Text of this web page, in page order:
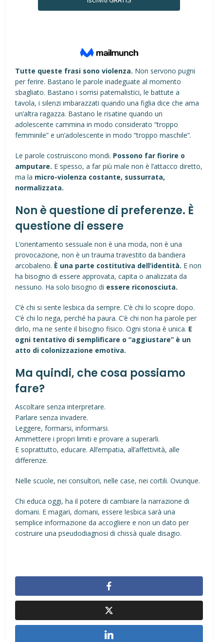
Tutte queste frasi sono violenza. Non servono pugni
per ferire. Bastano le parole inadeguate al momento
sbagliato. Bastano i sorrisi paternalistici, le battute a
tavola, i silenzi imbarazzati quando una figlia dice che ama
un’altra ragazza. Bastano le risatine quando un
adolescente cammina in modo considerato “troppo
femminile” e un’adolescente in modo “troppo maschile”.
Le parole costruiscono mondi. Possono far fiorire o
amputare. E spesso, a far più male non è l’attacco diretto,
ma la micro-violenza costante, sussurrata,
normalizzata.
Non è questione di preferenze. È
questione di essere
L’orientamento sessuale non è una moda, non è una
provocazione, non è un trauma travestito da bandiera
arcobaleno. È una parte costitutiva dell’identità. E non
ha bisogno di essere approvata, capita o analizzata da
nessuno. Ha solo bisogno di essere riconosciuta.
C’è chi si sente lesbica da sempre. C’è chi lo scopre dopo.
C’è chi lo nega, perché ha paura. C’è chi non ha parole per
dirlo, ma ne sente il bisogno fisico. Ogni storia è unica. E
ogni tentativo di semplificare o “aggiustare” è un
atto di colonizzazione emotiva.
Ma quindi, che cosa possiamo
fare?
Ascoltare senza interpretare.
Parlare senza invadere.
Leggere, formarsi, informarsi.
Ammettere i propri limiti e provare a superarli.
E soprattutto, educare. All’empatia, all’affettività, alle
differenze.
Nelle scuole, nei consultori, nelle case, nei cortili. Ovunque.
Chi educa oggi, ha il potere di cambiare la narrazione di
domani. E magari, domani, essere lesbica sarà una
semplice informazione da accogliere e non un dato per
costruire una pseudodiagnosi di chissà quale disagio.